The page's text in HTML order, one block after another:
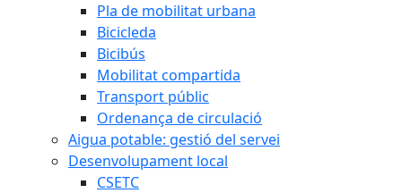
Pla de mobilitat urbana
Bicicleda
Bicibús
Mobilitat compartida
Transport públic
Ordenança de circulació
Aigua potable: gestió del servei
Desenvolupament local
CSETC